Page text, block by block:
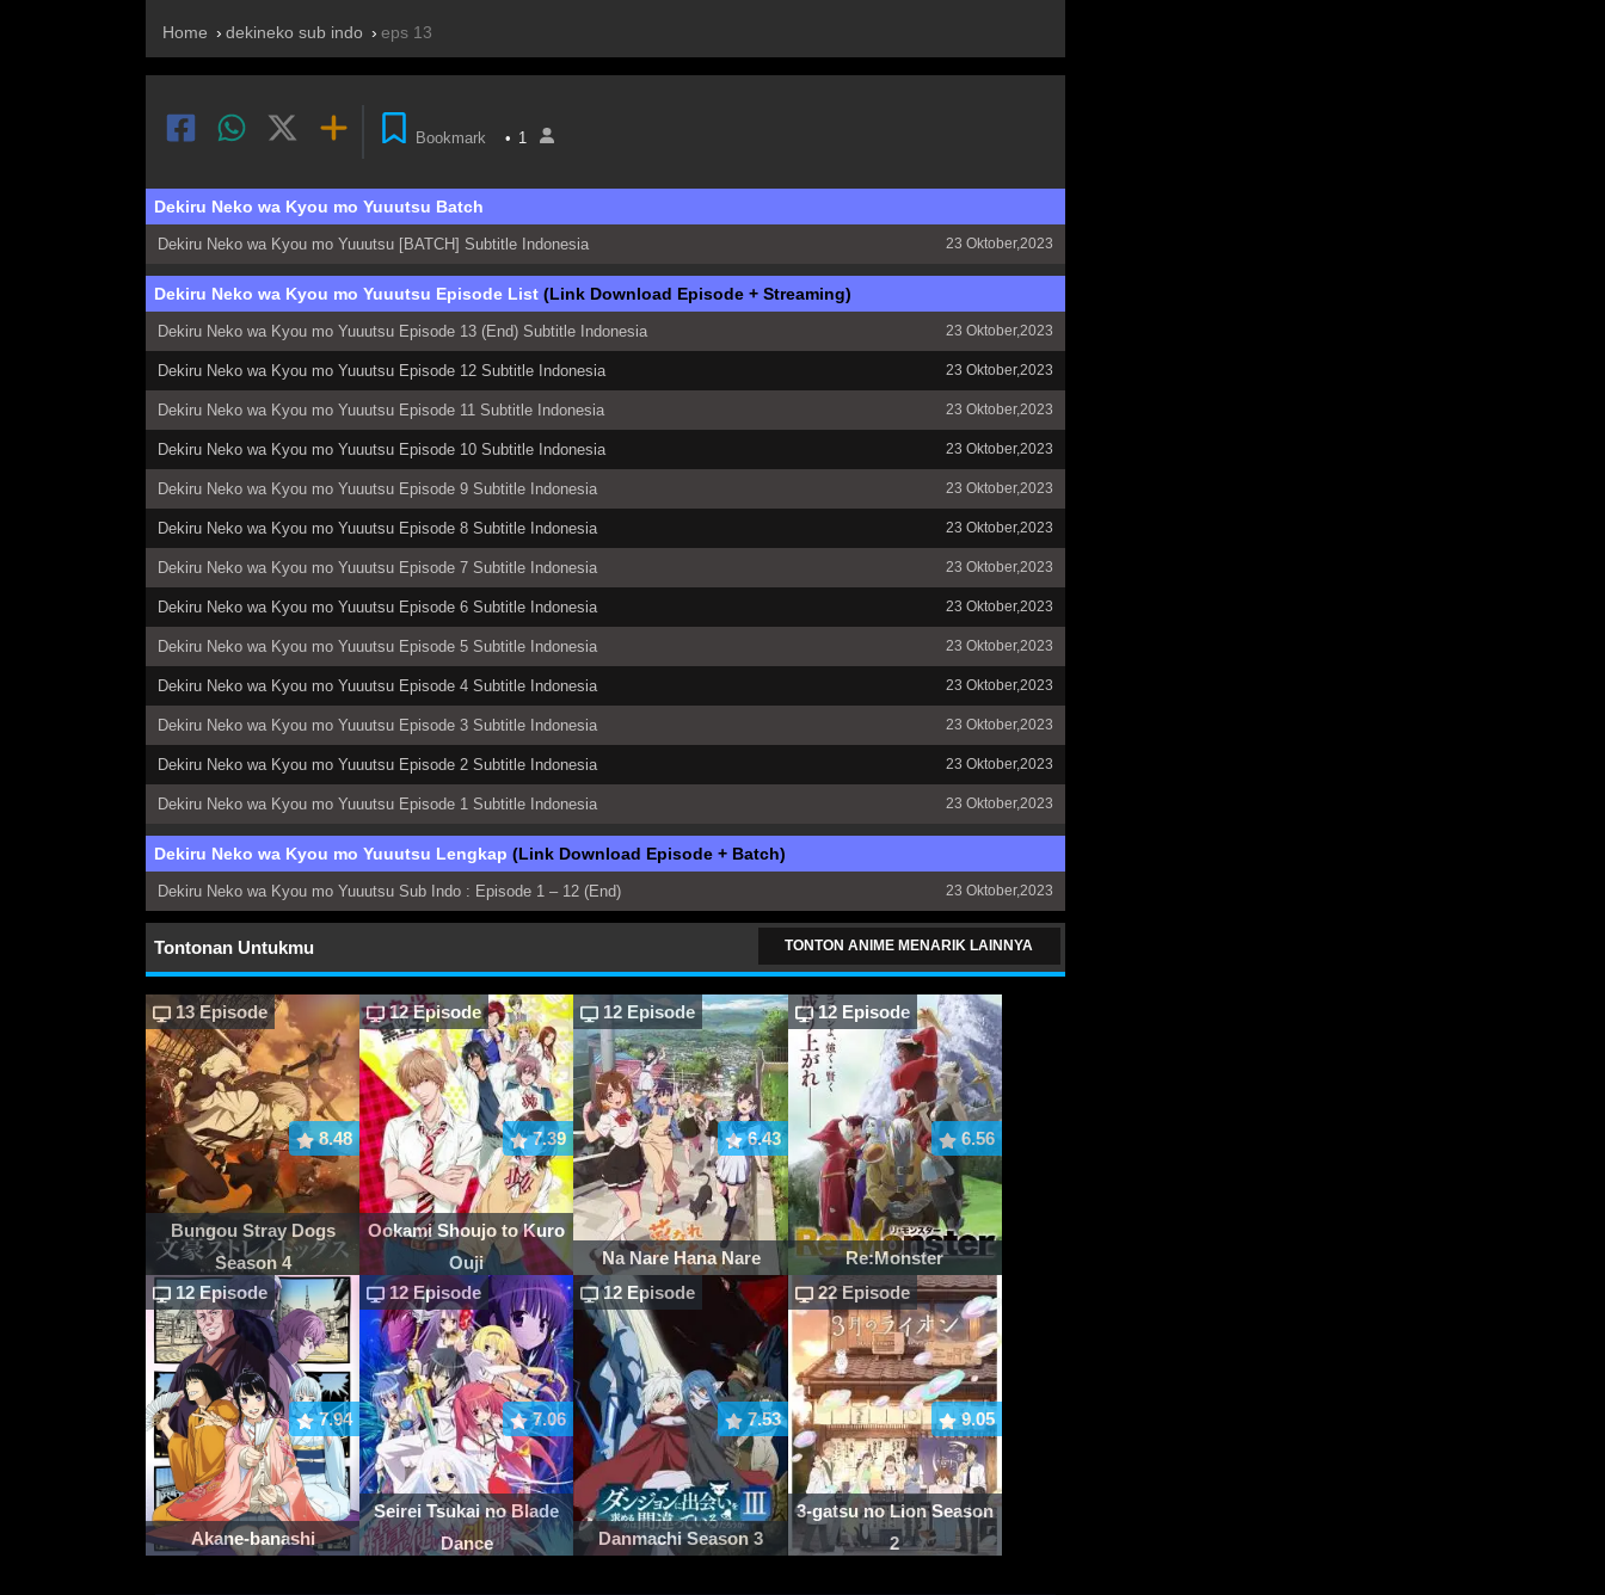
Home dekineko sub indo eps 13
Bookmark • 1
Dekiru Neko wa Kyou mo Yuuutsu Batch
Dekiru Neko wa Kyou mo Yuuutsu [BATCH] Subtitle Indonesia 23 Oktober,2023
Dekiru Neko wa Kyou mo Yuuutsu Episode List (Link Download Episode + Streaming)
Dekiru Neko wa Kyou mo Yuuutsu Episode 13 (End) Subtitle Indonesia 23 Oktober,2023
Dekiru Neko wa Kyou mo Yuuutsu Episode 12 Subtitle Indonesia 23 Oktober,2023
Dekiru Neko wa Kyou mo Yuuutsu Episode 11 Subtitle Indonesia 23 Oktober,2023
Dekiru Neko wa Kyou mo Yuuutsu Episode 10 Subtitle Indonesia 23 Oktober,2023
Dekiru Neko wa Kyou mo Yuuutsu Episode 9 Subtitle Indonesia 23 Oktober,2023
Dekiru Neko wa Kyou mo Yuuutsu Episode 8 Subtitle Indonesia 23 Oktober,2023
Dekiru Neko wa Kyou mo Yuuutsu Episode 7 Subtitle Indonesia 23 Oktober,2023
Dekiru Neko wa Kyou mo Yuuutsu Episode 6 Subtitle Indonesia 23 Oktober,2023
Dekiru Neko wa Kyou mo Yuuutsu Episode 5 Subtitle Indonesia 23 Oktober,2023
Dekiru Neko wa Kyou mo Yuuutsu Episode 4 Subtitle Indonesia 23 Oktober,2023
Dekiru Neko wa Kyou mo Yuuutsu Episode 3 Subtitle Indonesia 23 Oktober,2023
Dekiru Neko wa Kyou mo Yuuutsu Episode 2 Subtitle Indonesia 23 Oktober,2023
Dekiru Neko wa Kyou mo Yuuutsu Episode 1 Subtitle Indonesia 23 Oktober,2023
Dekiru Neko wa Kyou mo Yuuutsu Lengkap (Link Download Episode + Batch)
Dekiru Neko wa Kyou mo Yuuutsu Sub Indo : Episode 1 – 12 (End) 23 Oktober,2023
Tontonan Untukmu TONTON ANIME MENARIK LAINNYA
13 Episode
8.48
Bungou Stray Dogs
Season 4
12 Episode
7.39
Ookami Shoujo to Kuro
Ouji
12 Episode
6.43
Na Nare Hana Nare
12 Episode
6.56
Re:Monster
12 Episode
7.94
Akane-banashi
12 Episode
7.06
Seirei Tsukai no Blade
Dance
12 Episode
7.53
Danmachi Season 3
22 Episode
9.05
3-gatsu no Lion Season
2